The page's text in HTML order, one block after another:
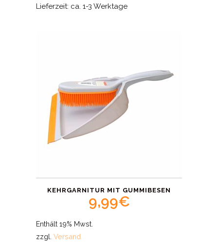
Lieferzeit: ca. 1-3 Werktage
KEHRGARNITUR MIT GUMMIBESEN
9,99€
Enthält 19% Mwst.
zzgl. Versand